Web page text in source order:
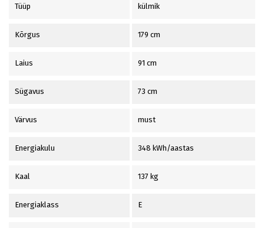
Tüüp külmik
Kõrgus 179 cm
Laius 91 cm
Sügavus 73 cm
Värvus must
Energiakulu 348 kWh/aastas
Kaal 137 kg
Energiaklass E